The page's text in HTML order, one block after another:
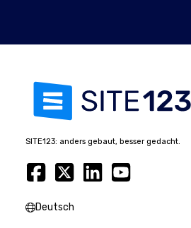
SITE123: anders gebaut, besser gedacht.
Deutsch